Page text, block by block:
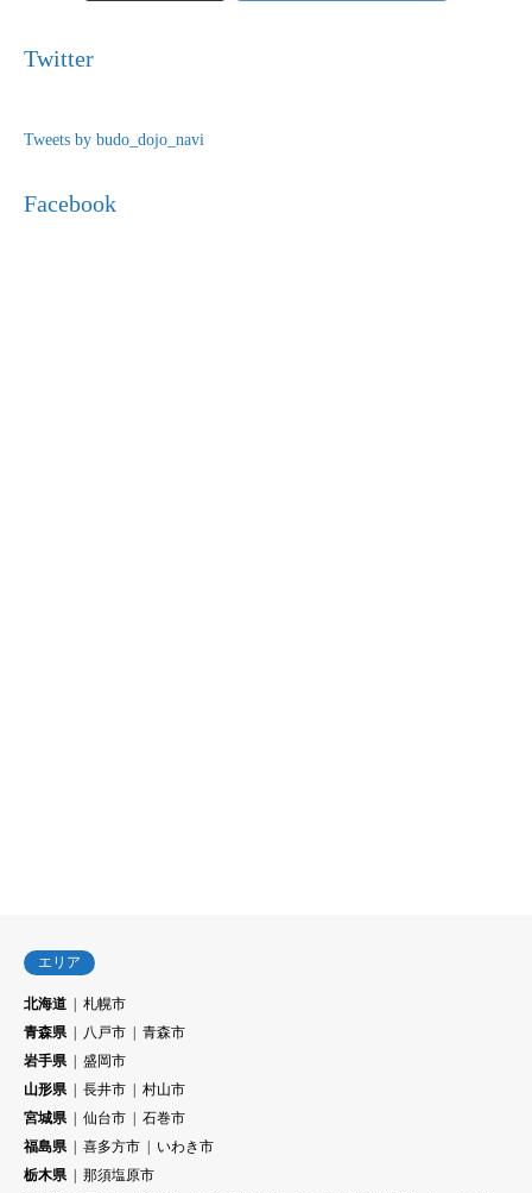
Twitter
Tweets by budo_dojo_navi
Facebook
エリア
北海道
札幌市
青森県
八戸市
青森市
岩手県
盛岡市
山形県
長井市
村山市
宮城県
仙台市
石巻市
福島県
喜多方市
いわき市
栃木県
那須塩原市